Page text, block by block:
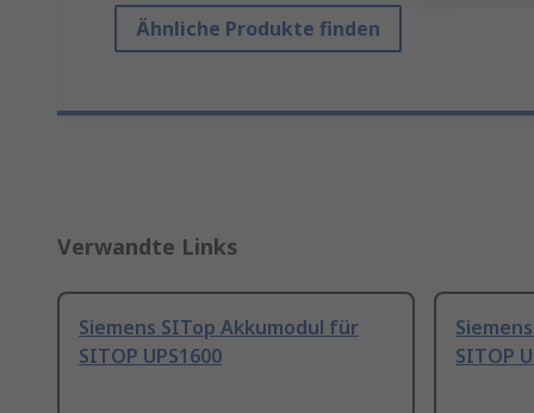
Ähnliche Produkte finden
Verwandte Links
Siemens SITop Akkumodul für
SITOP UPS1600
SITOP